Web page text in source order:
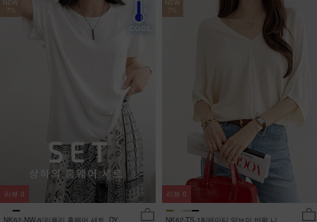
NEW
7%
리뷰 0
NEW
7%
리뷰 0